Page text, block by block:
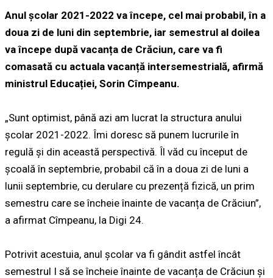
Anul școlar 2021-2022 va începe, cel mai probabil, în a
doua zi de luni din septembrie, iar semestrul al doilea
va începe după vacanța de Crăciun, care va fi
comasată cu actuala vacanță intersemestrială, afirmă
ministrul Educației, Sorin Cîmpeanu.
„Sunt optimist, până azi am lucrat la structura anului
școlar 2021-2022. Îmi doresc să punem lucrurile în
regulă și din această perspectivă. Îl văd cu început de
școală în septembrie, probabil că în a doua zi de luni a
lunii septembrie, cu derulare cu prezență fizică, un prim
semestru care se încheie înainte de vacanța de Crăciun”,
a afirmat Cîmpeanu, la Digi 24.
Potrivit acestuia, anul școlar va fi gândit astfel încât
semestrul I să se încheie înainte de vacanța de Crăciun și